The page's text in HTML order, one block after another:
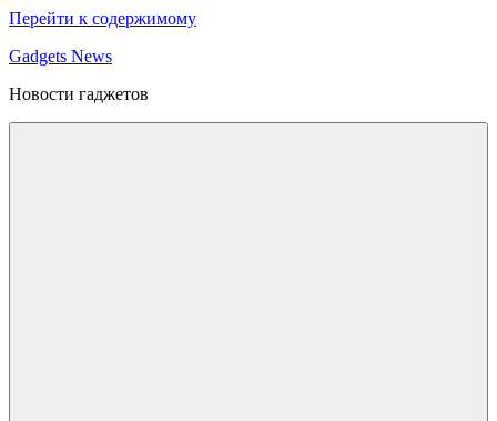
Перейти к содержимому
Gadgets News
Новости гаджетов